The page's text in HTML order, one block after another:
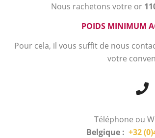
Nous rachetons votre or
POIDS MINIMUM
Pour cela, il vous suffit de nous
votre
Téléphone ou
Belgique : +32